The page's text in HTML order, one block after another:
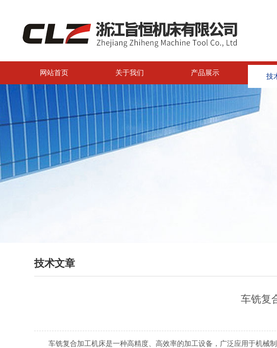
网站首页 关于我们 产品展示 技
技术文章
车铣复
车铣复合加工机床是一种高精度、高效率的加工设备，广泛应用于机械